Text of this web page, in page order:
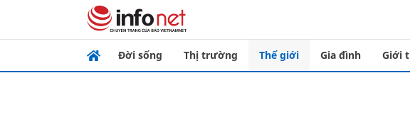
Đời sống Thị trường Thế giới Gia đình Giới